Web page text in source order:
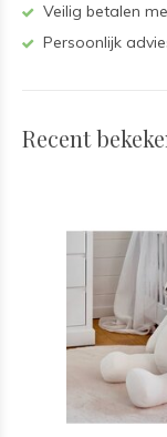
Veilig betalen
Persoonlijk
Recent